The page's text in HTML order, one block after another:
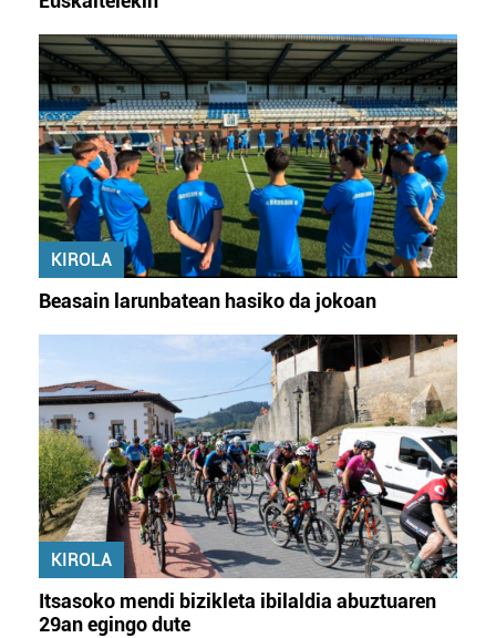
KIROLA
Beasain larunbatean hasiko da jokoan
KIROLA
Itsasoko mendi bizikleta ibilaldia abuztuaren
29an egingo dute